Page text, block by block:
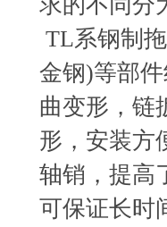
TL系钢制
金钢)等部
曲变形，链
形，安装方
轴销，提高
可保证长时